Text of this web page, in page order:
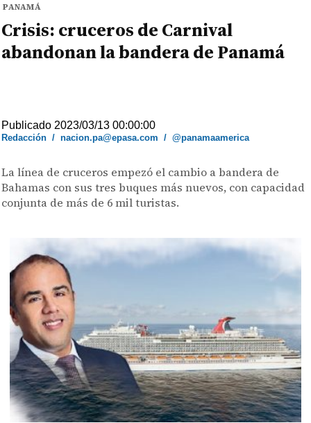
PANAMÁ
Crisis: cruceros de Carnival
abandonan la bandera de Panamá
Publicado 2023/03/13 00:00:00
Redacción /nacion.pa@epasa.com /@panamaamerica
La línea de cruceros empezó el cambio a bandera de
Bahamas con sus tres buques más nuevos, con capacidad
conjunta de más de 6 mil turistas.